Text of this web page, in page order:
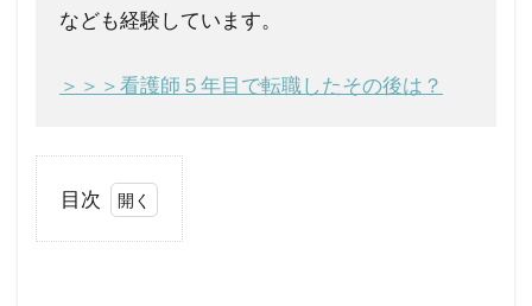
なども経験しています。
＞＞＞看護師５年目で転職したその後は？
目次